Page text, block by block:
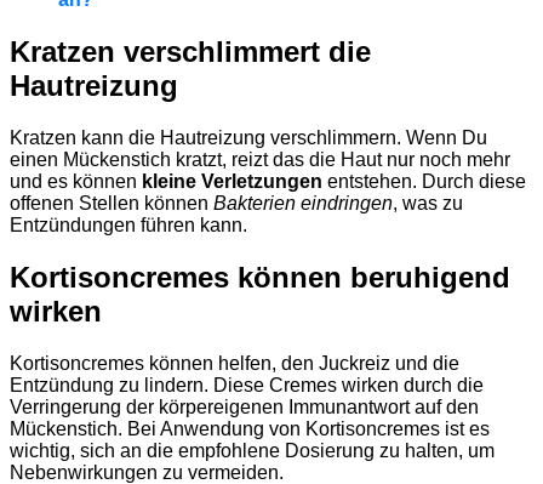
Kratzen verschlimmert die
Hautreizung
Kratzen kann die Hautreizung verschlimmern. Wenn Du
einen Mückenstich kratzt, reizt das die Haut nur noch mehr
und es können kleine Verletzungen entstehen. Durch diese
offenen Stellen können Bakterien eindringen, was zu
Entzündungen führen kann.
Kortisoncremes können beruhigend
wirken
Kortisoncremes können helfen, den Juckreiz und die
Entzündung zu lindern. Diese Cremes wirken durch die
Verringerung der körpereigenen Immunantwort auf den
Mückenstich. Bei Anwendung von Kortisoncremes ist es
wichtig, sich an die empfohlene Dosierung zu halten, um
Nebenwirkungen zu vermeiden.